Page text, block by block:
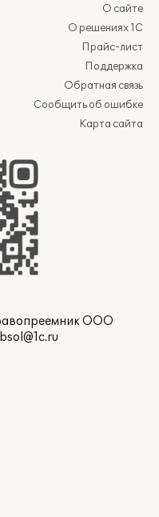
О сайте
О решениях 1С
Прайс-лист
Поддержка
Обратная связь
Сообщить об ошибке
Карта сайта
ООО